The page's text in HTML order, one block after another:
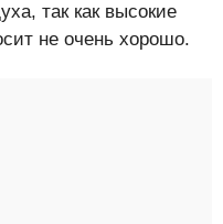
так как высокие
не очень хорошо.